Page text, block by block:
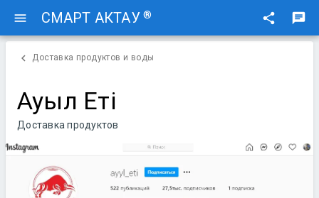
menu СМАРТ АКТАУ ® share chat
chevron_left Доставка продуктов и воды
Ауыл Еті
Доставка продуктов